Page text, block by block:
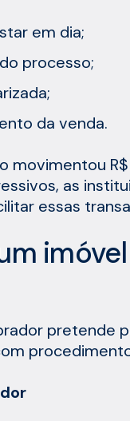
em dia;
processo;
da venda.
movimentou R$
as
essas
imóvel
pretende